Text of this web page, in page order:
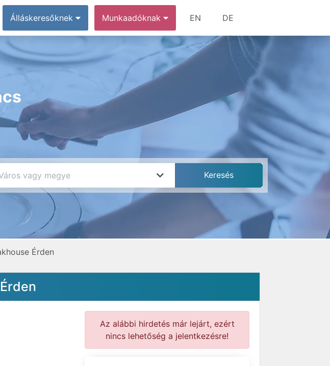
Álláskeresőknek Munkaadóknak EN DE
Érden
Az alábbi hirdetés már lejárt, ezért
nincs lehetőség a jelentkezésre!